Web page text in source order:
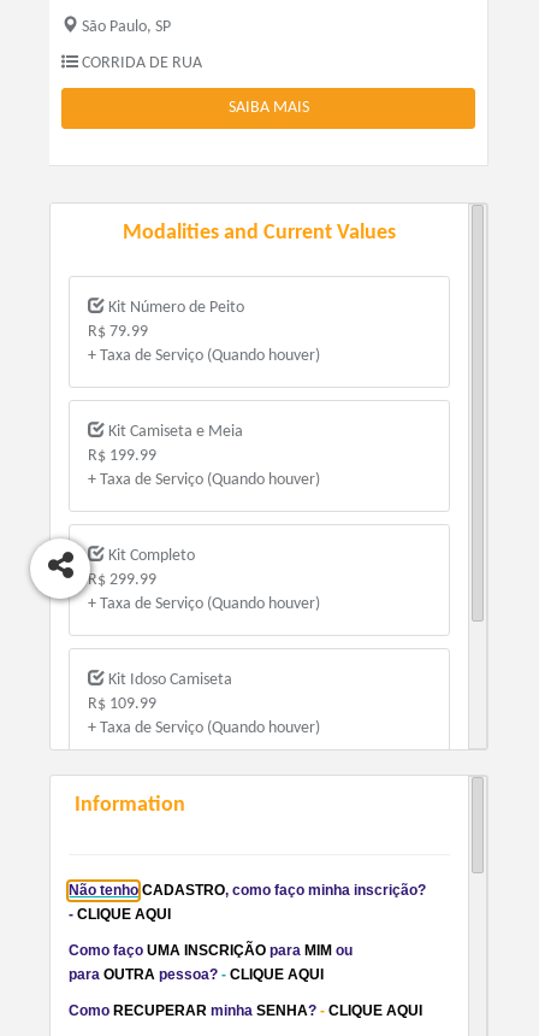
São Paulo, SP
CORRIDA DE RUA
SAIBA MAIS
Modalities and Current Values
Kit Número de Peito
R$ 79.99
+ Taxa de Serviço (Quando houver)
Kit Camiseta e Meia
R$ 199.99
+ Taxa de Serviço (Quando houver)
Kit Completo
R$ 299.99
+ Taxa de Serviço (Quando houver)
Kit Idoso Camiseta
R$ 109.99
+ Taxa de Serviço (Quando houver)
Kit Camiseta
Information
Não tenho CADASTRO, como faço minha inscrição?
- CLIQUE AQUI
Como faço UMA INSCRIÇÃO para MIM ou
para OUTRA pessoa? - CLIQUE AQUI
Como RECUPERAR minha SENHA? - CLIQUE AQUI